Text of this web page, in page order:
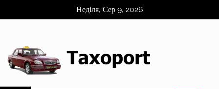
Неділя, Сер 9, 2026